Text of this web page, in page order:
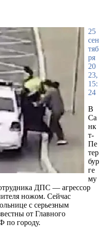
25
сен
тяб
ря
20
23,
15:
24
В
Са
нк
т-
Пе
тер
бур
ге
му
ДПС — агрессор
ножом. Сейчас
с серьезным
от Главного
по городу.